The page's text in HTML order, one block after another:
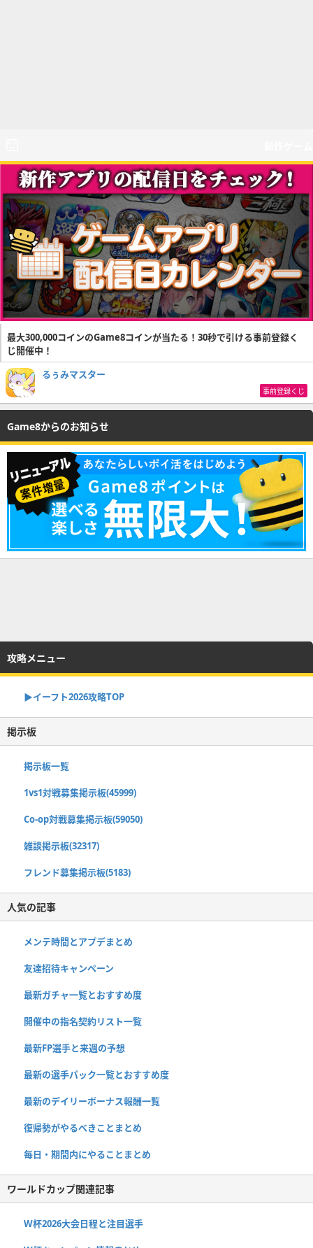
最大300,000コインのGame8コインが当たる！30秒で引ける事前登録く
じ開催中！
るぅみマスター
事前登録くじ
Game8からのお知らせ
攻略メニュー
▶イーフト2026攻略TOP
掲示板
掲示板一覧
1vs1対戦募集掲示板(45999)
Co-op対戦募集掲示板(59050)
雑談掲示板(32317)
フレンド募集掲示板(5183)
人気の記事
メンテ時間とアプデまとめ
友達招待キャンペーン
最新ガチャ一覧とおすすめ度
開催中の指名契約リスト一覧
最新FP選手と来週の予想
最新の選手パック一覧とおすすめ度
最新のデイリーボーナス報酬一覧
復帰勢がやるべきことまとめ
毎日・期間内にやることまとめ
ワールドカップ関連記事
W杯2026大会日程と注目選手